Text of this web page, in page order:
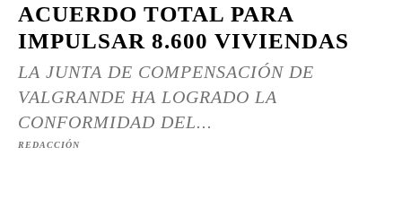
ACUERDO TOTAL PARA
IMPULSAR 8.600 VIVIENDAS
LA JUNTA DE COMPENSACIÓN DE
VALGRANDE HA LOGRADO LA
CONFORMIDAD DEL...
REDACCIÓN